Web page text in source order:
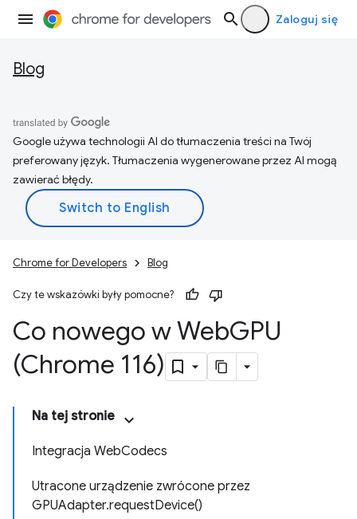
Zaloguj się
Blog
Google używa technologii AI do tłumaczenia treści na Twój
preferowany język. Tłumaczenia wygenerowane przez AI mogą
zawierać błędy.
Chrome for Developers Blog
Czy te wskazówki były pomocne?
Co nowego w WebGPU
(Chrome 116)
Na tej stronie
Integracja WebCodecs
Utracone urządzenie zwrócone przez
GPUAdapter.requestDevice()